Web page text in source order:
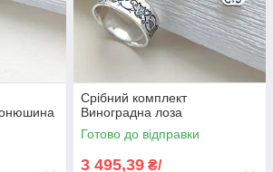
Срібний комплект
Виноградна лоза
Готово до відправки
3 495,39 ₴/